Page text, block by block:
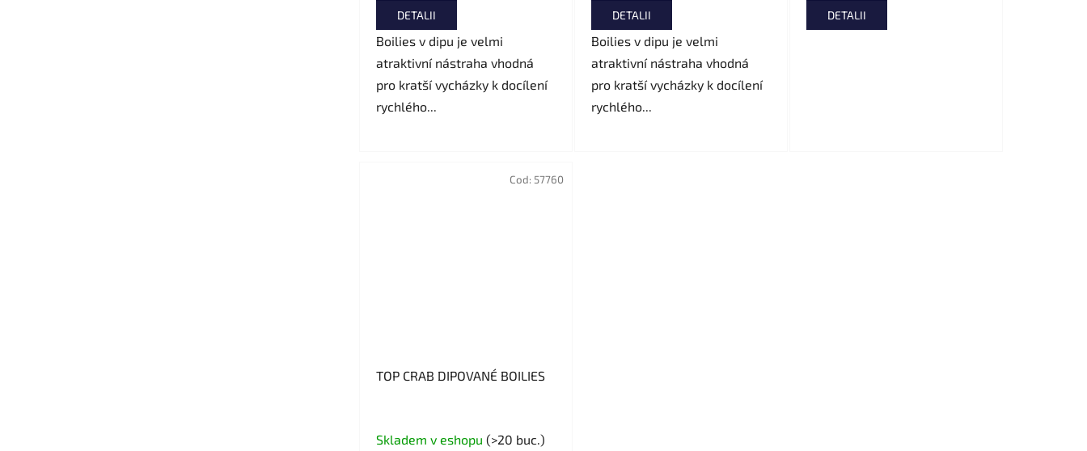
DETALII
Boilies v dipu je velmi
atraktivní nástraha vhodná
pro kratší vycházky k docílení
rychlého...
DETALII
Boilies v dipu je velmi
atraktivní nástraha vhodná
pro kratší vycházky k docílení
rychlého...
DETALII
TOP CRAB DIPOVANÉ BOILIES
medie
Skladem v eshopu (>20 buc.)
Cod: 57760